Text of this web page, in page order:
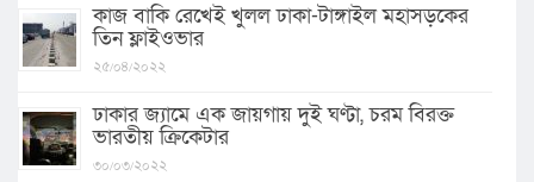
কাজ বাকি রেখেই খুলল ঢাকা-টাঙ্গাইল মহাসড়কের
তিন ফ্লাইওভার
২৫/০৪/২০২২
ঢাকার জ্যামে এক জায়গায় দুই ঘণ্টা, চরম বিরক্ত
ভারতীয় ক্রিকেটার
৩০/০৩/২০২২